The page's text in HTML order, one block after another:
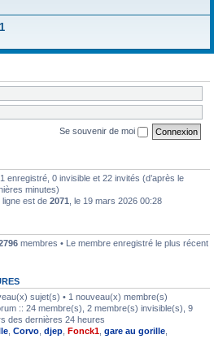
Se souvenir de moi
enregistré, 0 invisible et 22 invités (d’après le
minutes)
ligne est de 2071 , le 19 mars 2026 00:28
membres • Le membre enregistré le plus récent
sujet(s) • 1 nouveau(x) membre(s)
:: 24 membre(s), 2 membre(s) invisible(s), 9
des dernières 24 heures
Corvo djep Fonck1 gare au gorille